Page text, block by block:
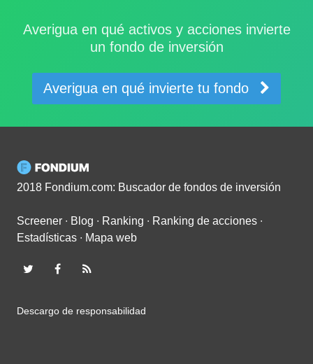
Averigua en qué activos y acciones invierte
un fondo de inversión
Averigua en qué invierte tu fondo
2018 Fondium.com: Buscador de fondos de inversión
Screener ∙ Blog ∙ Ranking ∙ Ranking de acciones ∙
Estadísticas ∙ Mapa web
Descargo de responsabilidad